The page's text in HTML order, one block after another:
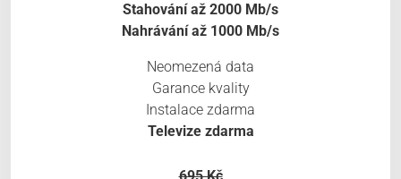
Stahování až 2000 Mb/s
Nahrávání až 1000 Mb/s
Neomezená data
Garance kvality
Instalace zdarma
Televize zdarma